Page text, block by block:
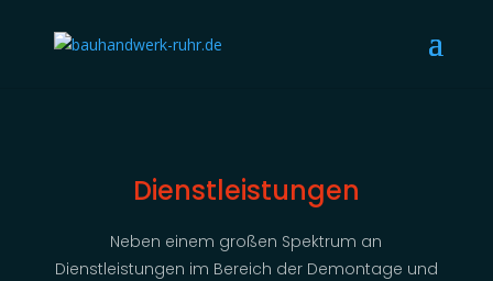
Dienstleistungen
Neben einem großen Spektrum an
Dienstleistungen im Bereich der Demontage und